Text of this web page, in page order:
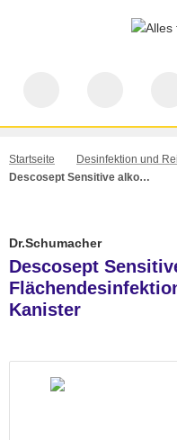
Startseite Desinfektion und
Descosept Sensitive alkoholische Flächendesinfektion 10 Liter Kanister
Dr.Schumacher
Descosept
Kanister